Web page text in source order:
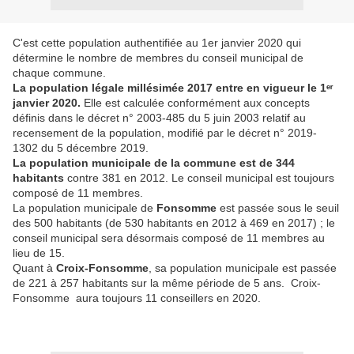
C'est cette population authentifiée au 1er janvier 2020 qui
détermine le nombre de membres du conseil municipal de
chaque commune.
La population légale millésimée 2017 entre en vigueur le 1ᵉʳ
janvier 2020. Elle est calculée conformément aux concepts
définis dans le décret n° 2003-485 du 5 juin 2003 relatif au
recensement de la population, modifié par le décret n° 2019-
1302 du 5 décembre 2019.
La population municipale de la commune est de 344
habitants contre 381 en 2012. Le conseil municipal est toujours
composé de 11 membres.
La population municipale de Fonsomme est passée sous le seuil
des 500 habitants (de 530 habitants en 2012 à 469 en 2017) ; le
conseil municipal sera désormais composé de 11 membres au
lieu de 15.
Quant à Croix-Fonsomme , sa population municipale est passée
de 221 à 257 habitants sur la même période de 5 ans. Croix-
Fonsomme aura toujours 11 conseillers en 2020.